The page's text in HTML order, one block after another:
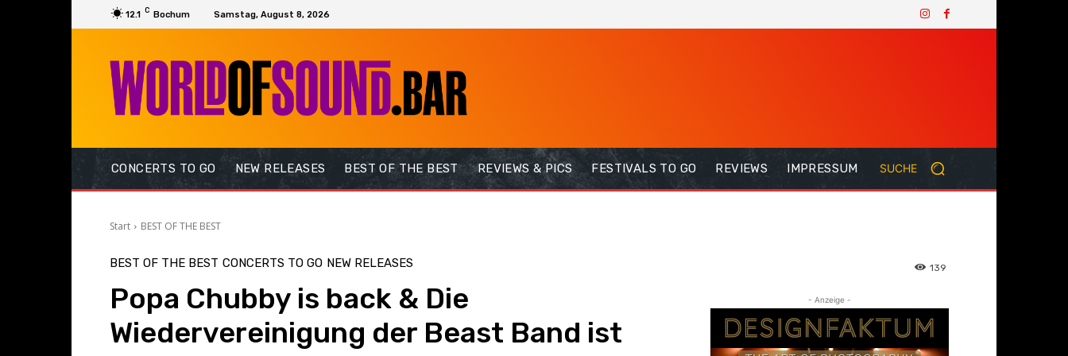
12.1 C Bochum Samstag, August 8, 2026
CONCERTS TO GO NEW RELEASES BEST OF THE BEST REVIEWS & PICS FESTIVALS TO GO REVIEWS IMPRESSUM SUCHE
Start BEST OF THE BEST
BEST OF THE BEST CONCERTS TO GO NEW RELEASES
Popa Chubby is back & Die
Wiedervereinigung der Beast Band ist
139
- Anzeige -